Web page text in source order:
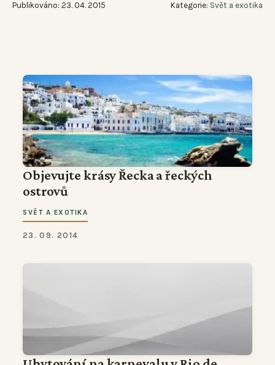
Publikováno: 23. 04. 2015 Kategorie: Svět a exotika
Objevujte krásy Řecka a řeckých
ostrovů
SVĚT A EXOTIKA
23. 09. 2014